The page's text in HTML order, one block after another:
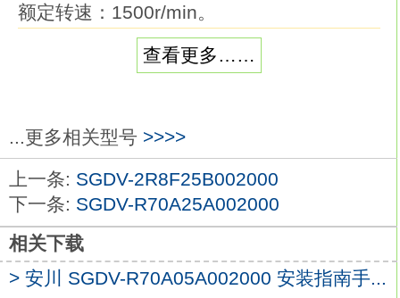
额定转速：1500r/min。
功率：7.5Kw。
电源电压：三相AC200V。
轴端：锥度1/10，带平行键安川SGDV-
R70A25A。
选购件：带油封、DC90V制动。
高速进给系列：无负载时亦需高速运转的场
合。
主回路与控制回路的电源完全分离，
报警时可只关断主回路电源，容易维护
查看更多……
...更多相关型号 >>>>
上一条: SGDV-2R8F25B002000
下一条: SGDV-R70A25A002000
相关下载
> 安川 SGDV-R70A05A002000 安装指南手...